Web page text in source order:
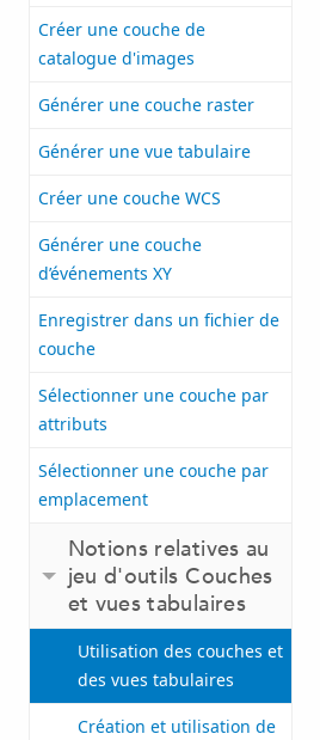
Créer une couche de
catalogue d'images
Générer une couche raster
Générer une vue tabulaire
Créer une couche WCS
Générer une couche
d’événements XY
Enregistrer dans un fichier de
couche
Sélectionner une couche par
attributs
Sélectionner une couche par
emplacement
Notions relatives au
jeu d'outils Couches
et vues tabulaires
Utilisation des couches et
des vues tabulaires
Création et utilisation de